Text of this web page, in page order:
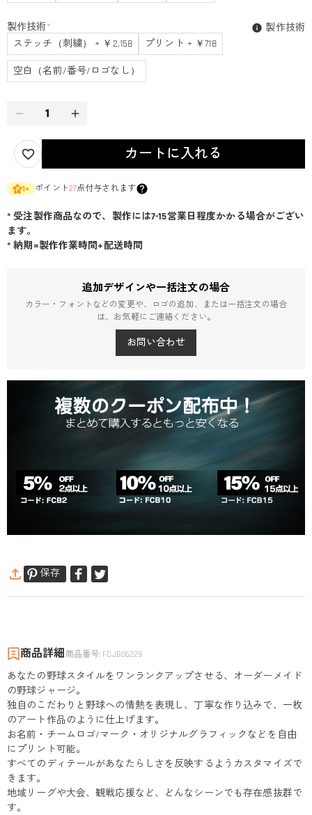
製作技術*
ステッチ（刺繍） + ￥2,158
プリント + ￥718
空白（名前/番号/ロゴなし）
製作技術
カートに入れる
1× ポイント27点付与されます
* 受注製作商品なので、製作には7-15営業日程度かかる場合がござい
ます。
* 納期=製作作業時間+配送時間
追加デザインや一括注文の場合
カラー・フォントなどの変更や、ロゴの追加、または一括注文の場合
は、お気軽にご連絡ください。
お問い合わせ
保存
商品詳細 商品番号: FCJB06229
あなたの野球スタイルをワンランクアップさせる、オーダーメイド
の野球ジャージ。
独自のこだわりと野球への情熱を表現し、丁寧な作り込みで、一枚
のアート作品のように仕上げます。
お名前・チームロゴ/マーク・オリジナルグラフィックなどを自由
にプリント可能。
すべてのディテールがあなたらしさを反映するようカスタマイズで
きます。
地域リーグや大会、観戦応援など、どんなシーンでも存在感抜群で
す。